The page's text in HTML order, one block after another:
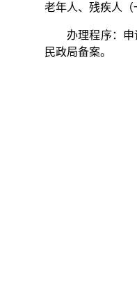
老年人、残疾人
办理程序：
民政局备案。